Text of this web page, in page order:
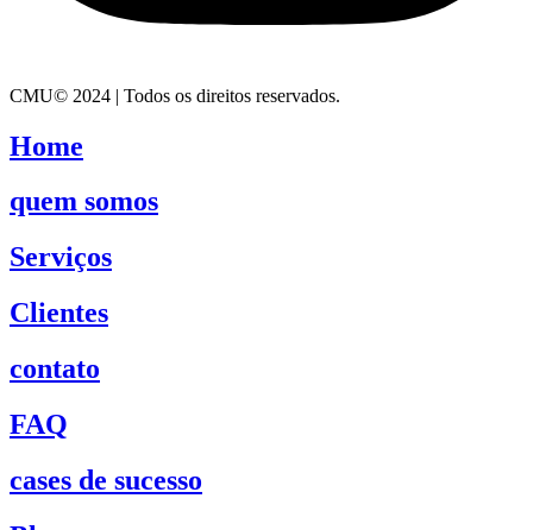
CMU© 2024 | Todos os direitos reservados.
Home
quem somos
Serviços
Clientes
contato
FAQ
cases de sucesso